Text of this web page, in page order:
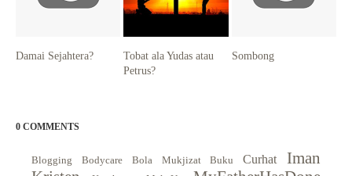
Damai Sejahtera?
Tobat ala Yudas atau
Petrus?
Sombong
0 COMMENTS
Blogging Bodycare Bola Mukjizat Buku Curhat
Iman